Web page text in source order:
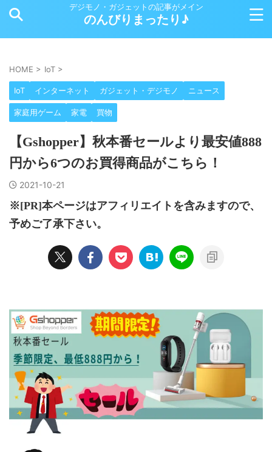
デジモノ・ガジェットの記事がメイン
のんびりまったり♪
HOME > IoT >
IoT インターネット ガジェット・デジモノ ニュース
家庭用ゲーム 家電 買物
【Gshopper】秋本番セールより最安値888
円から6つのお買得商品がこちら！
2021-10-21
※[PR]本ページはアフィリエイトを含みますので、
予めご了承下さい。